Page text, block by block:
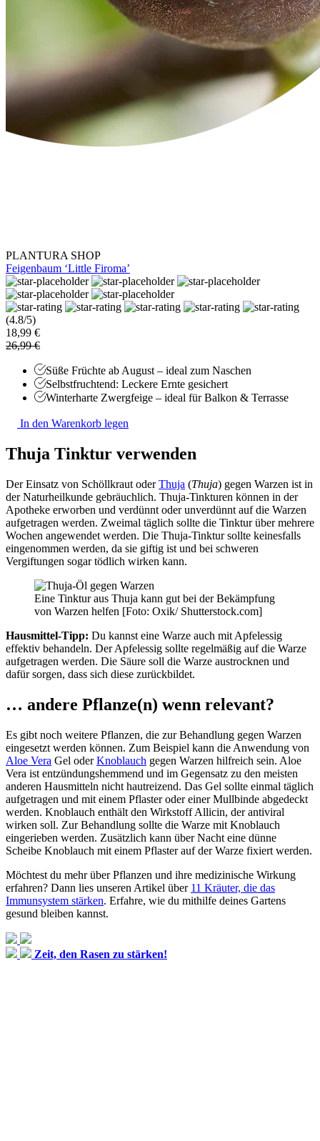
PLANTURA SHOP
Feigenbaum ‘Little Firoma’
(4.8/5)
18,99 €
26,99 €
Süße Früchte ab August – ideal zum Naschen
Selbstfruchtend: Leckere Ernte gesichert
Winterharte Zwergfeige – ideal für Balkon & Terrasse
In den Warenkorb legen
Thuja Tinktur verwenden
Der Einsatz von Schöllkraut oderThuja (Thuja) gegen Warzen ist in
der Naturheilkunde gebräuchlich. Thuja-Tinkturen können in der
Apotheke erworben und verdünnt oder unverdünnt auf die Warzen
aufgetragen werden. Zweimal täglich sollte die Tinktur über mehrere
Wochen angewendet werden. Die Thuja-Tinktur sollte keinesfalls
eingenommen werden, da sie giftig ist und bei schweren
Vergiftungen sogar tödlich wirken kann.
Eine Tinktur aus Thuja kann gut bei der Bekämpfung
von Warzen helfen [Foto: Oxik/ Shutterstock.com]
Hausmittel-Tipp: Du kannst eine Warze auch mit Apfelessig
effektiv behandeln. Der Apfelessig sollte regelmäßig auf die Warze
aufgetragen werden. Die Säure soll die Warze austrocknen und
dafür sorgen, dass sich diese zurückbildet.
… andere Pflanze(n) wenn relevant?
Es gibt noch weitere Pflanzen, die zur Behandlung gegen Warzen
eingesetzt werden können. Zum Beispiel kann die Anwendung von
Aloe Vera Gel oderKnoblauch gegen Warzen hilfreich sein. Aloe
Vera ist entzündungshemmend und im Gegensatz zu den meisten
anderen Hausmitteln nicht hautreizend. Das Gel sollte einmal täglich
aufgetragen und mit einem Pflaster oder einer Mullbinde abgedeckt
werden. Knoblauch enthält den Wirkstoff Allicin, der antiviral
wirken soll. Zur Behandlung sollte die Warze mit Knoblauch
eingerieben werden. Zusätzlich kann über Nacht eine dünne
Scheibe Knoblauch mit einem Pflaster auf der Warze fixiert werden.
Möchtest du mehr über Pflanzen und ihre medizinische Wirkung
erfahren? Dann lies unseren Artikel über 11 Kräuter, die das
Immunsystem stärken. Erfahre, wie du mithilfe deines Gartens
gesund bleiben kannst.
Zeit, den Rasen zu stärken!